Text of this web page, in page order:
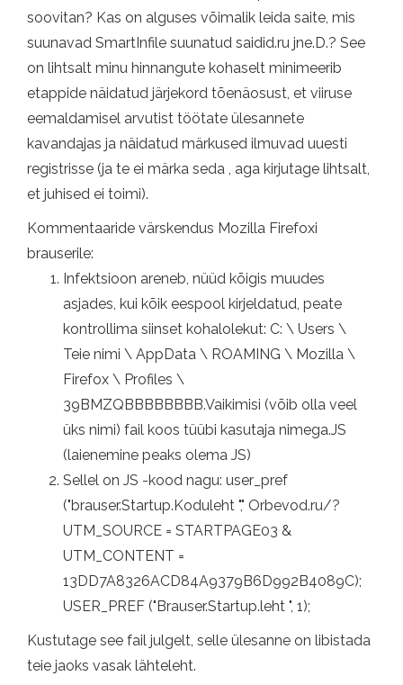
soovitan? Kas on alguses võimalik leida saite, mis
suunavad SmartInfile suunatud saidid.ru jne.D.? See
on lihtsalt minu hinnangute kohaselt minimeerib
etappide näidatud järjekord tõenäosust, et viiruse
eemaldamisel arvutist töötate ülesannete
kavandajas ja näidatud märkused ilmuvad uuesti
registrisse (ja te ei märka seda , aga kirjutage lihtsalt,
et juhised ei toimi).
Kommentaaride värskendus Mozilla Firefoxi
brauserile:
Infektsioon areneb, nüüd kõigis muudes
asjades, kui kõik eespool kirjeldatud, peate
kontrollima siinset kohalolekut: C: \ Users \
Teie nimi \ AppData \ ROAMING \ Mozilla \
Firefox \ Profiles \
39BMZQBBBBBBBB.Vaikimisi (võib olla veel
üks nimi) fail koos tüübi kasutaja nimega.JS
(laienemine peaks olema JS)
Sellel on JS -kood nagu: user_pref
("brauser.Startup.Koduleht "," Orbevod.ru/?
UTM_SOURCE = STARTPAGE03 &
UTM_CONTENT =
13DD7A8326ACD84A9379B6D992B4089C);
USER_PREF ("Brauser.Startup.leht ", 1);
Kustutage see fail julgelt, selle ülesanne on libistada
teie jaoks vasak lähteleht.